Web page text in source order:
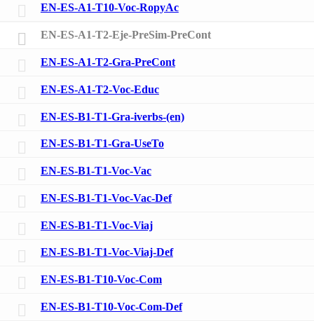
EN-ES-A1-T10-Voc-RopyAc
EN-ES-A1-T2-Eje-PreSim-PreCont
EN-ES-A1-T2-Gra-PreCont
EN-ES-A1-T2-Voc-Educ
EN-ES-B1-T1-Gra-iverbs-(en)
EN-ES-B1-T1-Gra-UseTo
EN-ES-B1-T1-Voc-Vac
EN-ES-B1-T1-Voc-Vac-Def
EN-ES-B1-T1-Voc-Viaj
EN-ES-B1-T1-Voc-Viaj-Def
EN-ES-B1-T10-Voc-Com
EN-ES-B1-T10-Voc-Com-Def